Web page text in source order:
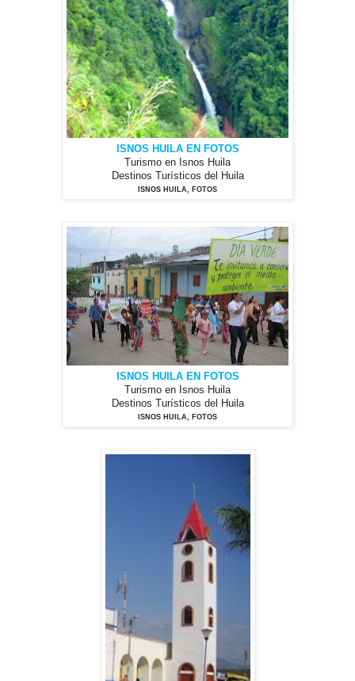
ISNOS HUILA EN FOTOS
Turismo en Isnos Huila
Destinos Turísticos del Huila
ISNOS HUILA, FOTOS
ISNOS HUILA EN FOTOS
Turismo en Isnos Huila
Destinos Turísticos del Huila
ISNOS HUILA, FOTOS